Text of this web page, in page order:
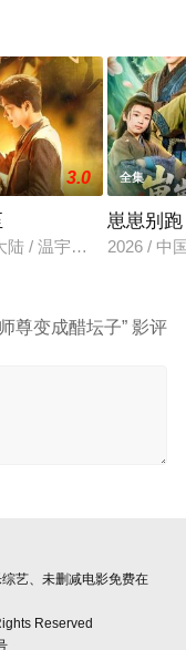
3.0
陆 / 温宇＆夏欢亭
全集
崽崽别
2026 / 中
尊变成醋坛子” 影评
艺、未删减电影免费在
Reserved